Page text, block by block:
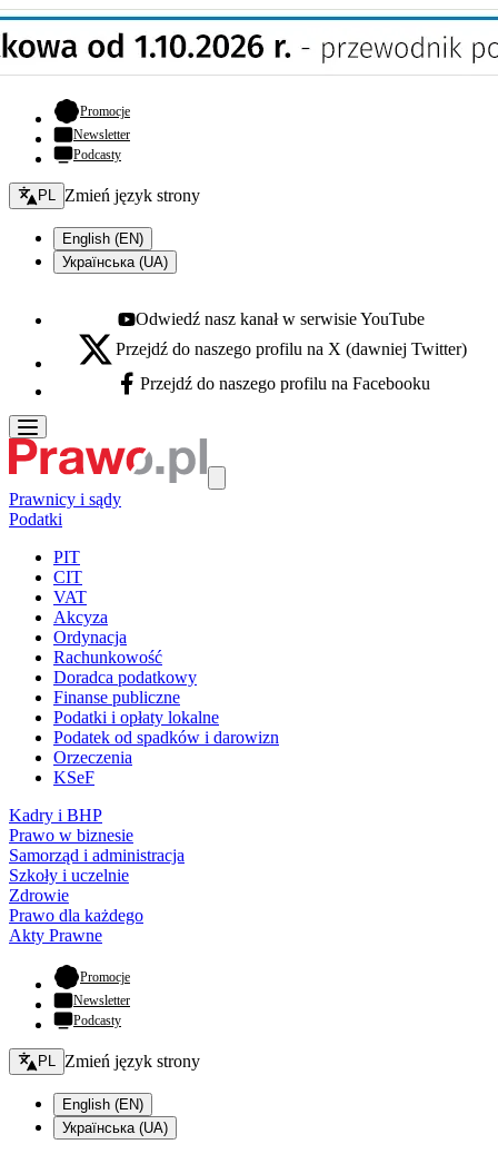
Promocje- otwiera się w nowej karcie
Newsletter
Podcasty
Zmień język - bieżący:
PL Zmień język strony
English (EN)
Українська (UA)
Youtube - otwiera się w nowej karcie
Odwiedź nasz kanał w serwisie YouTube
X - otwiera się w nowej karcie
Przejdź do naszego profilu na X (dawniej Twitter)
Facebook - otwiera się w nowej karcie
Przejdź do naszego profilu na Facebooku
Prawnicy i sądy
Podatki
PIT
CIT
VAT
Akcyza
Ordynacja
Rachunkowość
Doradca podatkowy
Finanse publiczne
Podatki i opłaty lokalne
Podatek od spadków i darowizn
Orzeczenia
KSeF
Kadry i BHP
Prawo w biznesie
Samorząd i administracja
Szkoły i uczelnie
Zdrowie
Prawo dla każdego
Akty Prawne
Promocje- otwiera się w nowej karcie
Newsletter
Podcasty
Zmień język - bieżący:
PL Zmień język strony
English (EN)
Українська (UA)